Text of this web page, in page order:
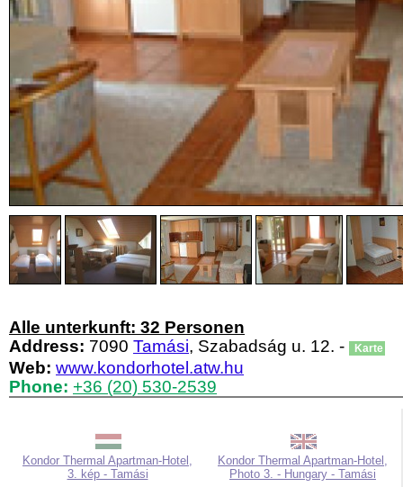
Alle unterkunft: 32 Personen
Address: 7090 Tamási, Szabadság u. 12. - Karte
Web: www.kondorhotel.atw.hu
Phone: +36 (20) 530-2539
Kondor Thermal Apartman-Hotel,
3. kép - Tamási
Kondor Thermal Apartman-Hotel,
Photo 3. - Hungary - Tamási